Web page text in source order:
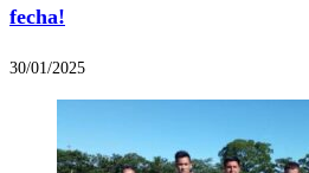
fecha!
30/01/2025